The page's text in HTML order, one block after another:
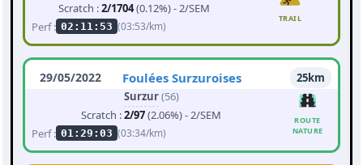
Scratch :2/1704(0.12%) - 2/SEM
Perf : 02:11:53 (03:53/km)
TRAIL
29/05/2022 Foulées Surzuroises
25km
Surzur(56)
Scratch :2/97(2.06%) - 2/SEM
Perf : 01:29:03 (03:34/km)
ROUTE
NATURE